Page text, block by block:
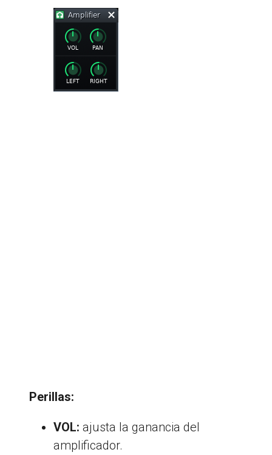
Perillas:
VOL: ajusta la ganancia del
amplificador.